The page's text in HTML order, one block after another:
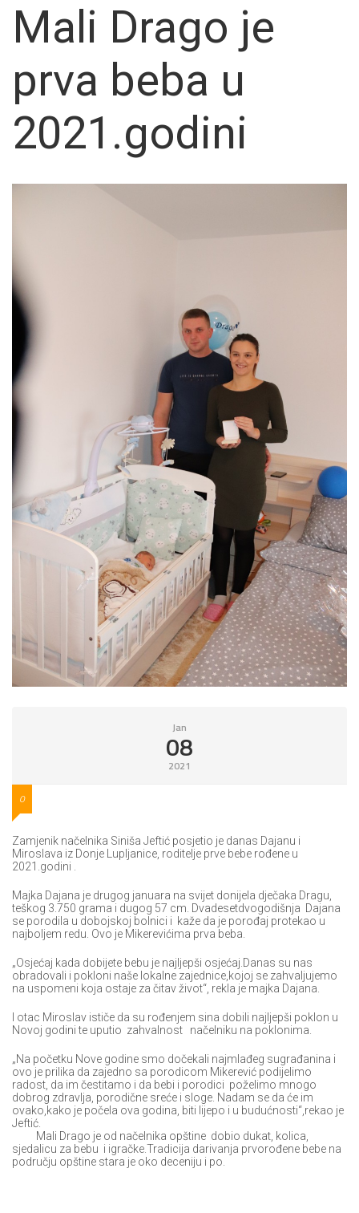
Mali Drago je
prva beba u
2021.godini
Jan
08
2021
0
Zamjenik načelnika Siniša Jeftić posjetio je danas Dajanu i
Miroslava iz Donje Lupljanice, roditelje prve bebe rođene u
2021.godini .
Majka Dajana je drugog januara na svijet donijela dječaka Dragu,
teškog 3.750 grama i dugog 57 cm. Dvadesetdvogodišnja Dajana
se porodila u dobojskoj bolnici i kaže da je porođaj protekao u
najboljem redu. Ovo je Mikerevićima prva beba.
„Osjećaj kada dobijete bebu je najljepši osjećaj.Danas su nas
obradovali i pokloni naše lokalne zajednice,kojoj se zahvaljujemo
na uspomeni koja ostaje za čitav život“, rekla je majka Dajana.
I otac Miroslav ističe da su rođenjem sina dobili najljepši poklon u
Novoj godini te uputio zahvalnost načelniku na poklonima.
„Na početku Nove godine smo dočekali najmlađeg sugrađanina i
ovo je prilika da zajedno sa porodicom Mikerević podijelimo
radost, da im čestitamo i da bebi i porodici poželimo mnogo
dobrog zdravlja, porodične sreće i sloge. Nadam se da će im
ovako,kako je počela ova godina, biti lijepo i u budućnosti“,rekao je
Jeftić.
Mali Drago je od načelnika opštine dobio dukat, kolica,
sjedalicu za bebu i igračke.Tradicija darivanja prvorođene bebe na
području opštine stara je oko deceniju i po.